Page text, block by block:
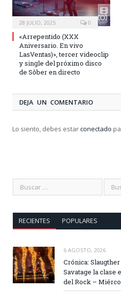
28 JULIO, 2025 0
«Arrepentido (XXX
Aniversario. En vivo
LasVentas)», tercer videoclip
y single del próximo disco
de Sôber en directo
DEJA UN COMENTARIO
Lo siento, debes estarconectado
RECIENTES POPULARES
6 AGOSTO, 2026
Crónica:
Savatage la clase
del Rock –